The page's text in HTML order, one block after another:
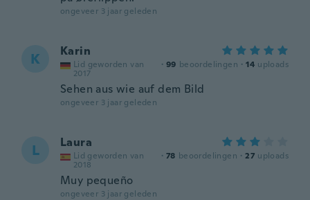
ongeveer 3 jaar geleden
K Karin
Lid geworden van
2017
· 99 beoordelingen · 14 uploads
Sehen aus wie auf dem Bild
ongeveer 3 jaar geleden
L Laura
Lid geworden van
2018
· 78 beoordelingen · 27 uploads
Muy pequeño
ongeveer 3 jaar geleden